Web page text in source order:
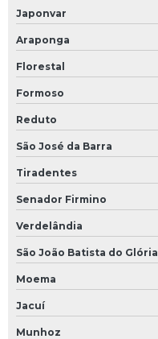
Japonvar
Araponga
Florestal
Formoso
Reduto
São José da Barra
Tiradentes
Senador Firmino
Verdelândia
São João Batista do Glória
Moema
Jacuí
Munhoz